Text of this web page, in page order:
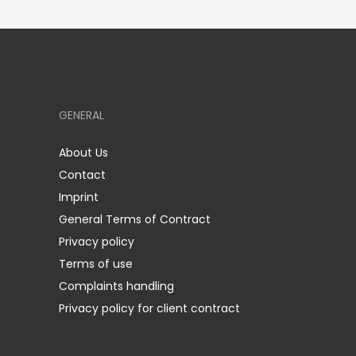
GENERAL
About Us
Contact
Imprint
General Terms of Contract
Privacy policy
Terms of use
Complaints handling
Privacy policy for client contract